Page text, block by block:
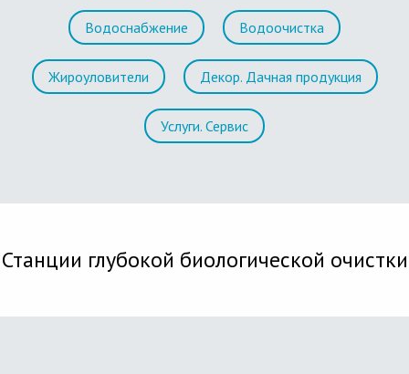
Водоснабжение Водоочистка
Жироуловители Декор. Дачная продукция
Услуги. Сервис
Станции глубокой биологической очистки